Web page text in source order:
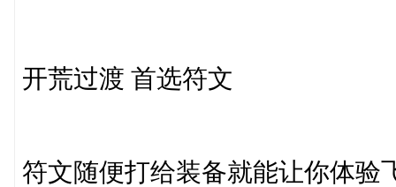
开荒过渡 首选符文
符文随便打给装备就能让你体验